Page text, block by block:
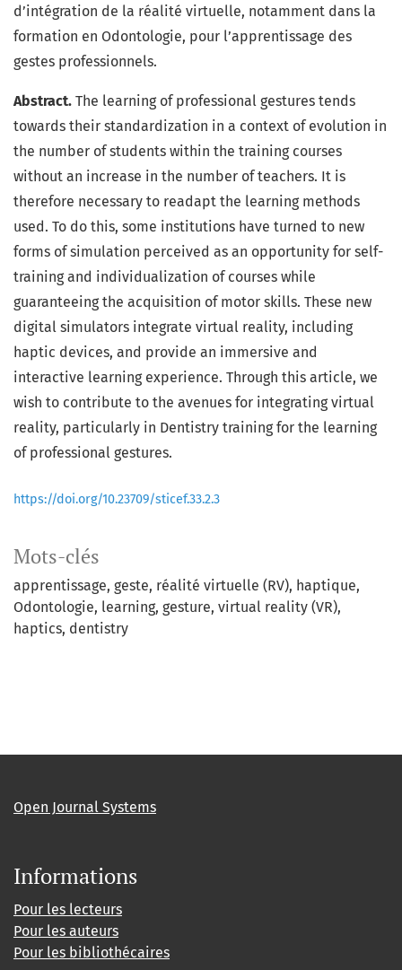
Mots-clés
apprentissage geste réalité virtuelle (RV) haptique
Odontologie learning gesture virtual reality (VR)
haptics dentistry
d’intégration de la réalité virtuelle, notamment dans la
formation en Odontologie, pour l’apprentissage des
gestes professionnels.
Abstract. The learning of professional gestures tends
towards their standardization in a context of evolution in
the number of students within the training courses
without an increase in the number of teachers. It is
therefore necessary to readapt the learning methods
used. To do this, some institutions have turned to new
forms of simulation perceived as an opportunity for self-
training and individualization of courses while
guaranteeing the acquisition of motor skills. These new
digital simulators integrate virtual reality, including
haptic devices, and provide an immersive and
interactive learning experience. Through this article, we
wish to contribute to the avenues for integrating virtual
reality, particularly in Dentistry training for the learning
of professional gestures.
https://doi.org/10.23709/sticef.33.2.3
Open Journal Systems
Informations
Pour les lecteurs
Pour les auteurs
Pour les bibliothécaires